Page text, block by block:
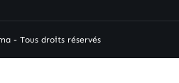
- Tous droits réservés